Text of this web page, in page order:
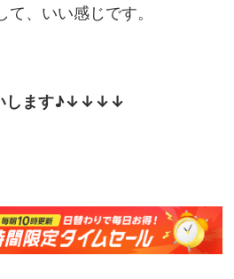
、いい感じです。
します♪↓↓↓↓